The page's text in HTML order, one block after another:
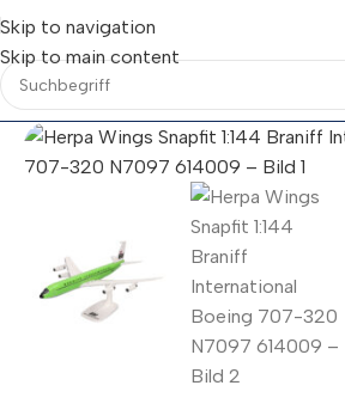
Skip to navigation
Skip to main content